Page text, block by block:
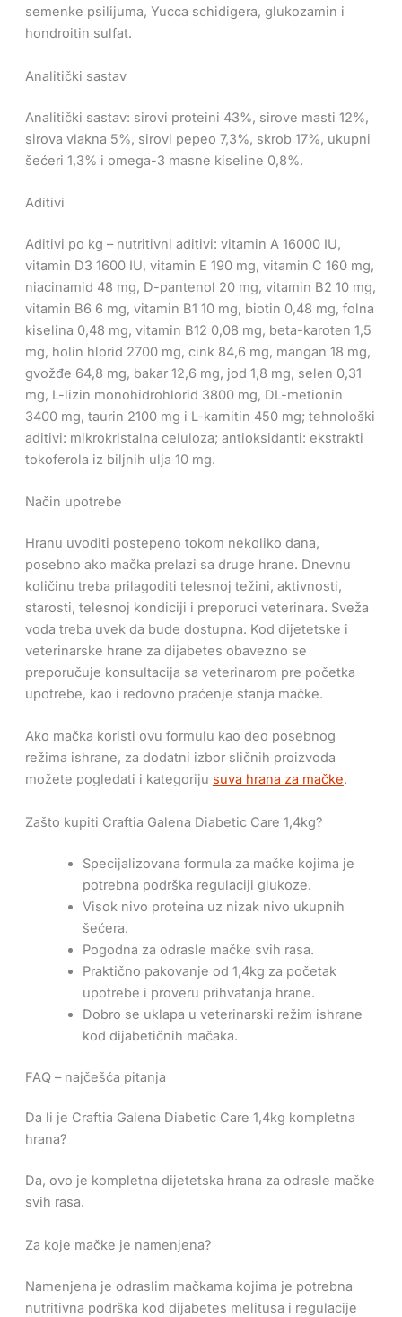
semenke psilijuma, Yucca schidigera, glukozamin i
hondroitin sulfat.
Analitički sastav
Analitički sastav: sirovi proteini 43%, sirove masti 12%,
sirova vlakna 5%, sirovi pepeo 7,3%, skrob 17%, ukupni
šećeri 1,3% i omega-3 masne kiseline 0,8%.
Aditivi
Aditivi po kg – nutritivni aditivi: vitamin A 16000 IU,
vitamin D3 1600 IU, vitamin E 190 mg, vitamin C 160 mg,
niacinamid 48 mg, D-pantenol 20 mg, vitamin B2 10 mg,
vitamin B6 6 mg, vitamin B1 10 mg, biotin 0,48 mg, folna
kiselina 0,48 mg, vitamin B12 0,08 mg, beta-karoten 1,5
mg, holin hlorid 2700 mg, cink 84,6 mg, mangan 18 mg,
gvožđe 64,8 mg, bakar 12,6 mg, jod 1,8 mg, selen 0,31
mg, L-lizin monohidrohlorid 3800 mg, DL-metionin
3400 mg, taurin 2100 mg i L-karnitin 450 mg; tehnološki
aditivi: mikrokristalna celuloza; antioksidanti: ekstrakti
tokoferola iz biljnih ulja 10 mg.
Način upotrebe
Hranu uvoditi postepeno tokom nekoliko dana,
posebno ako mačka prelazi sa druge hrane. Dnevnu
količinu treba prilagoditi telesnoj težini, aktivnosti,
starosti, telesnoj kondiciji i preporuci veterinara. Sveža
voda treba uvek da bude dostupna. Kod dijetetske i
veterinarske hrane za dijabetes obavezno se
preporučuje konsultacija sa veterinarom pre početka
upotrebe, kao i redovno praćenje stanja mačke.
Ako mačka koristi ovu formulu kao deo posebnog
režima ishrane, za dodatni izbor sličnih proizvoda
možete pogledati i kategoriju suva hrana za mačke.
Zašto kupiti Craftia Galena Diabetic Care 1,4kg?
Specijalizovana formula za mačke kojima je
potrebna podrška regulaciji glukoze.
Visok nivo proteina uz nizak nivo ukupnih
šećera.
Pogodna za odrasle mačke svih rasa.
Praktično pakovanje od 1,4kg za početak
upotrebe i proveru prihvatanja hrane.
Dobro se uklapa u veterinarski režim ishrane
kod dijabetičnih mačaka.
FAQ – najčešća pitanja
Da li je Craftia Galena Diabetic Care 1,4kg kompletna
hrana?
Da, ovo je kompletna dijetetska hrana za odrasle mačke
svih rasa.
Za koje mačke je namenjena?
Namenjena je odraslim mačkama kojima je potrebna
nutritivna podrška kod dijabetes melitusa i regulacije